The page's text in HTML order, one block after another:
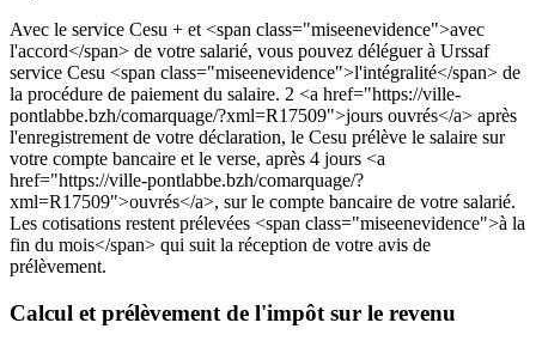
Avec le service Cesu + et <span class="miseenevidence">avec
l'accord</span> de votre salarié, vous pouvez déléguer à Urssaf
service Cesu <span class="miseenevidence">l'intégralité</span> de
la procédure de paiement du salaire. 2 <a href="https://ville-
pontlabbe.bzh/comarquage/?xml=R17509">jours ouvrés</a> après
l'enregistrement de votre déclaration, le Cesu prélève le salaire sur
votre compte bancaire et le verse, après 4 jours <a
href="https://ville-pontlabbe.bzh/comarquage/?
xml=R17509">ouvrés</a>, sur le compte bancaire de votre salarié.
Les cotisations restent prélevées <span class="miseenevidence">à la
fin du mois</span> qui suit la réception de votre avis de
prélèvement.
Calcul et prélèvement de l'impôt sur le revenu